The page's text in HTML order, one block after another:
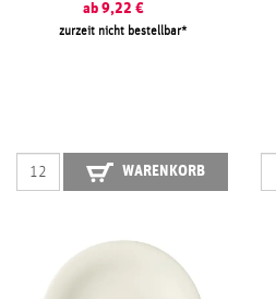
ab 9,22 €
zurzeit nicht bestellbar
WARENKORB